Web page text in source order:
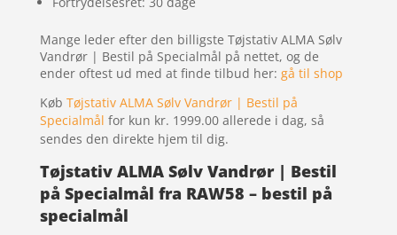
Mange leder efter den billigste Tøjstativ ALMA Sølv
Vandrør | Bestil på Specialmål på nettet, og de
ender oftest ud med at finde tilbud her: gå til shop
Køb Tøjstativ ALMA Sølv Vandrør | Bestil på
Specialmål for kun kr. 1999.00 allerede i dag, så
sendes den direkte hjem til dig.
Tøjstativ ALMA Sølv Vandrør | Bestil
på Specialmål fra RAW58 – bestil på
specialmål